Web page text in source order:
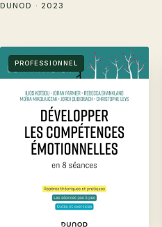
DUNOD · 2023
PROFESSIONNEL